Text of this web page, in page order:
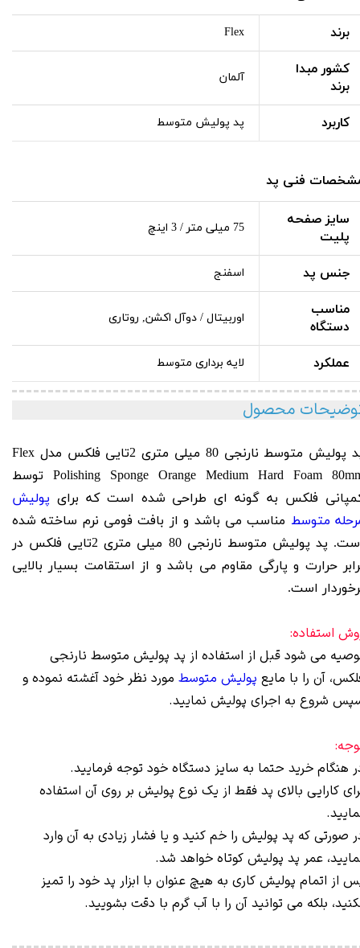
برند Flex
کشور مبدا
برند
آلمان
کاربرد پد پولیش متوسط
فنی پد
سایز صفحه
پلیت
75 میلی متر / 3 اینچ
جنس پد اسفنج
مناسب
دستگاه
اوربیتال / دوآل اکشن, روتاری
عملکرد لایه برداری متوسط
محصول
پد پولیش متوسط نارنجی 80 میلی متری 2تایی فلکس مدل Flex
Polishing Sponge Orange Medium Hard Foam
توسط
فلکس به گونه ای طراحی شده است که برای پولیش
متوسط مناسب می باشد واز بافت فومی نرم ساخته شده
است. پد پولیش متوسط نارنجی 80 میلی متری 2تایی فلکس در
حرارت و پارگی مقاوم می باشد و از استقامت بسیار بالایی
است.
استفاده:
می شود قبل از استفاده از پد پوليش متوسط نارنجی
آن را با مایع پولیش متوسط مورد نظر خود آغشته نموده و
شروع به اجرای پولیش نمایید.
هنگام خرید حتما به سایز دستگاه خود توجه فرمایید.
کارایی بالای پد فقط از یک نوع پولیش بر روی آن استفاده
صورتی که پد پولیش را خم کنید و یا فشار زیادی به آن وارد
عمر پد پولیش کوتاه خواهد شد.
از اتمام پولیش کاری به هیچ عنوان با ابزار پد خود را تمیز
بلکه می توانید آن را با آب گرم با دقت بشویید.